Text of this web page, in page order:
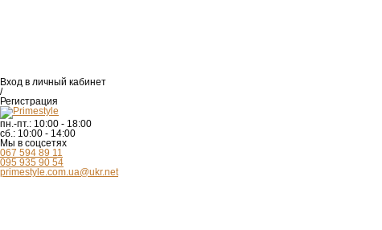
Вход в личный кабинет
/
Регистрация
пн.-пт.: 10:00 - 18:00
сб.: 10:00 - 14:00
Мы в соцсетях
067 594 89 11
095 935 90 54
primestyle.com.ua@ukr.net